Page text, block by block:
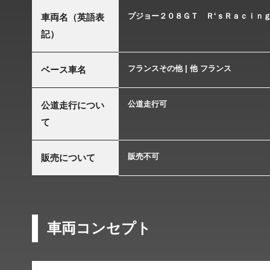
車両名（英語表
記）
プジョー２０８ＧＴ Ｒ‘ｓＲａｃｉｎ
ベース車名 フランスその他 | 他 フランス
公道走行につい
て
公道走行可
販売について 販売不可
車両コンセプト